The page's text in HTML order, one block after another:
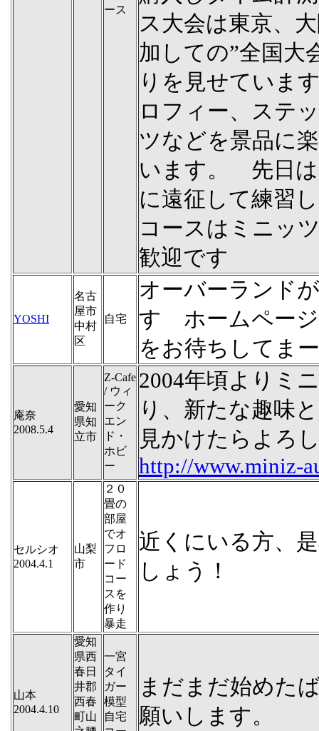
ース
ス大会は東京、
加しての”全国大
りを見せていま
ロフィー、ステ
ツなどを景品に
います。 先日は
に遠征して練習
コースはミニッ
歓迎です
YOSHI
名古
屋市
中村
区
自宅
オーバーランド
す ホームページ
をお待ちしてま
庵奈
2008.5.4
愛知
県知
立市
Z-Cafe
/ ウィ
ーク
エン
ド・
ホビ
ー
2004年頃よりミ
り、新たな趣味
見かけたらよろ
http://www.miniz-
セルシオ
2004.4.1
山梨
市
２０
畳の
部屋
でオ
フロ
ード
コー
スを
作り
暴走
近くにいる方、
しょう！
山本
2004.4.10
愛知
県西
春日
井郡
西春
町山
一宮
タイ
ガー
模型
自宅
まだまだ始めた
願いします。